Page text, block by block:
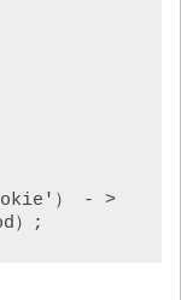
） - >
）;